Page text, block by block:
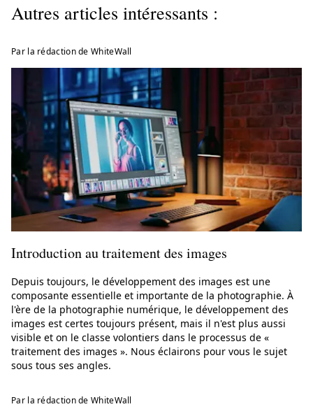
Autres articles intéressants :
Par la rédaction de WhiteWall
Introduction au traitement des images
Depuis toujours, le développement des images est une
composante essentielle et importante de la photographie. À
l'ère de la photographie numérique, le développement des
images est certes toujours présent, mais il n'est plus aussi
visible et on le classe volontiers dans le processus de «
traitement des images ». Nous éclairons pour vous le sujet
sous tous ses angles.
Par la rédaction de WhiteWall